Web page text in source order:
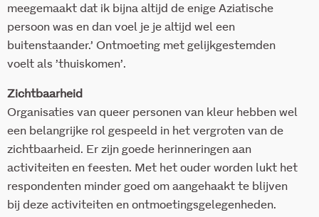
meegemaakt dat ik bijna altijd de enige Aziatische
persoon was en dan voel je je altijd wel een
buitenstaander.’ Ontmoeting met gelijkgestemden
voelt als ’thuiskomen’.
Zichtbaarheid
Organisaties van queer personen van kleur hebben wel
een belangrijke rol gespeeld in het vergroten van de
zichtbaarheid. Er zijn goede herinneringen aan
activiteiten en feesten. Met het ouder worden lukt het
respondenten minder goed om aangehaakt te blijven
bij deze activiteiten en ontmoetingsgelegenheden.